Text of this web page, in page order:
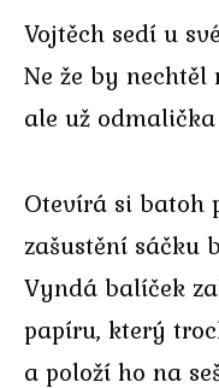
Vojtěch sedí u
Ne že by
ale už
Otevírá si batoh
zašustění sáčku
Vyndá balíček
papíru, který
a položí ho na